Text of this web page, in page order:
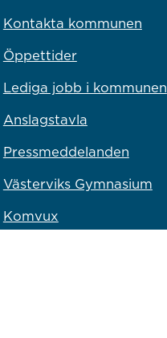
Kontakta kommunen
Öppettider
Lediga jobb i kommunen
Anslagstavla
Pressmeddelanden
Västerviks Gymnasium
Komvux